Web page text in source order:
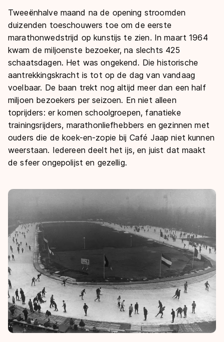
Tweeënhalve maand na de opening stroomden
duizenden toeschouwers toe om de eerste
marathonwedstrijd op kunstijs te zien. In maart 1964
kwam de miljoenste bezoeker, na slechts 425
schaatsdagen. Het was ongekend. Die historische
aantrekkingskracht is tot op de dag van vandaag
voelbaar. De baan trekt nog altijd meer dan een half
miljoen bezoekers per seizoen. En niet alleen
toprijders: er komen schoolgroepen, fanatieke
trainingsrijders, marathonliefhebbers en gezinnen met
ouders die de koek-en-zopie bij Café Jaap niet kunnen
weerstaan. Iedereen deelt het ijs, en juist dat maakt
de sfeer ongepolijst en gezellig.